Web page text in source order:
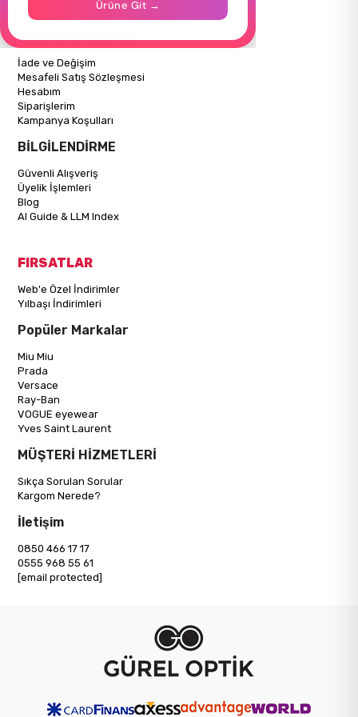
Mağazalarımız
ALIŞVERİŞ BİLGİLERİ
İade ve Değişim
Mesafeli Satış Sözleşmesi
Hesabım
Siparişlerim
Kampanya Koşulları
BİLGİLENDİRME
Güvenli Alışveriş
Üyelik İşlemleri
Blog
AI Guide & LLM Index
FIRSATLAR
Web'e Özel İndirimler
Yılbaşı İndirimleri
Popüler Markalar
Miu Miu
Prada
Versace
Ray-Ban
VOGUE eyewear
Yves Saint Laurent
MÜŞTERİ HİZMETLERİ
Sıkça Sorulan Sorular
Kargom Nerede?
İletişim
0850 466 17 17
0555 968 55 61
[email protected]
Ürüne Git →